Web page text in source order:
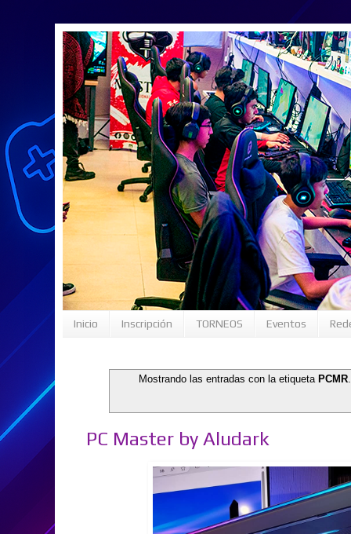
Inicio Inscripción TORNEOS Eventos
Mostrando las entradas con la etiquetaPCMR
PC Master by Aludark